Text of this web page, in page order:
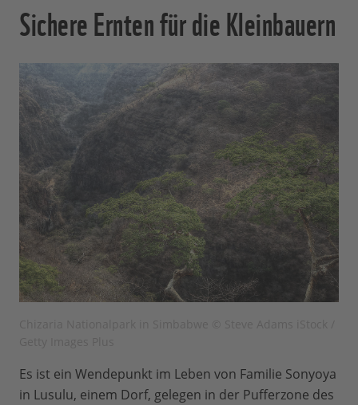
Sichere Ernten für die Kleinbauern
Es ist ein Wendepunkt im Leben von Familie Sonyoya
in Lusulu, einem Dorf, gelegen in der Pufferzone des